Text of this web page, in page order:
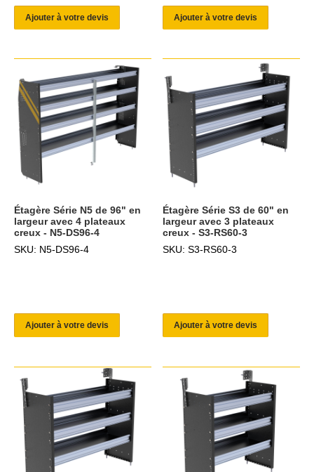
Ajouter à votre devis Ajouter à votre devis
Étagère Série N5 de 96" en
largeur avec 4 plateaux
creux - N5-DS96-4
SKU: N5-DS96-4
Ajouter à votre devis
Étagère Série S3 de 60" en
largeur avec 3 plateaux
creux - S3-RS60-3
SKU: S3-RS60-3
Ajouter à votre devis